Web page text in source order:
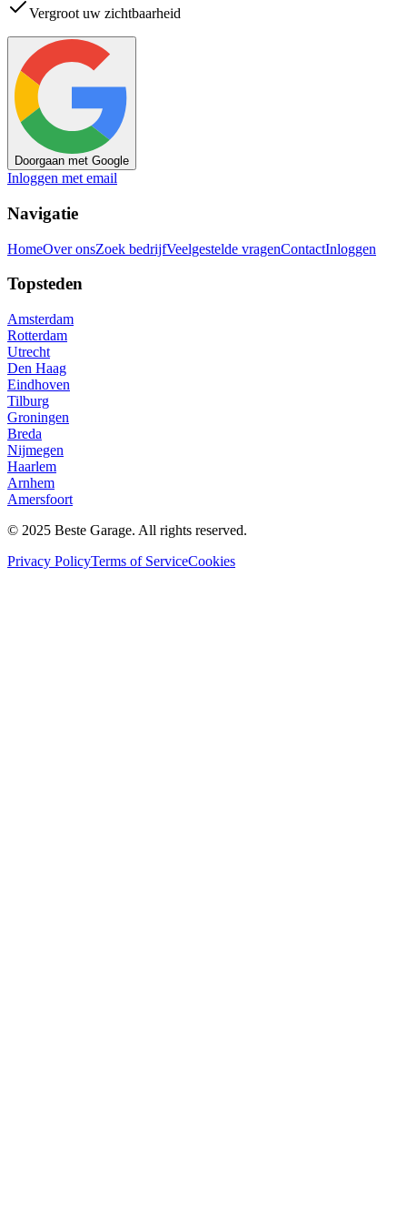
Vergroot uw zichtbaarheid
Doorgaan met Google
Inloggen met email
Navigatie
HomeOver onsZoek bedrijfVeelgestelde vragenContactInloggen
Topsteden
Amsterdam
Rotterdam
Utrecht
Den Haag
Eindhoven
Tilburg
Groningen
Breda
Nijmegen
Haarlem
Arnhem
Amersfoort
© 2025 Beste Garage. All rights reserved.
Privacy PolicyTerms of ServiceCookies